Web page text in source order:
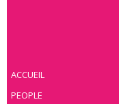
ACCUEIL
PEOPLE